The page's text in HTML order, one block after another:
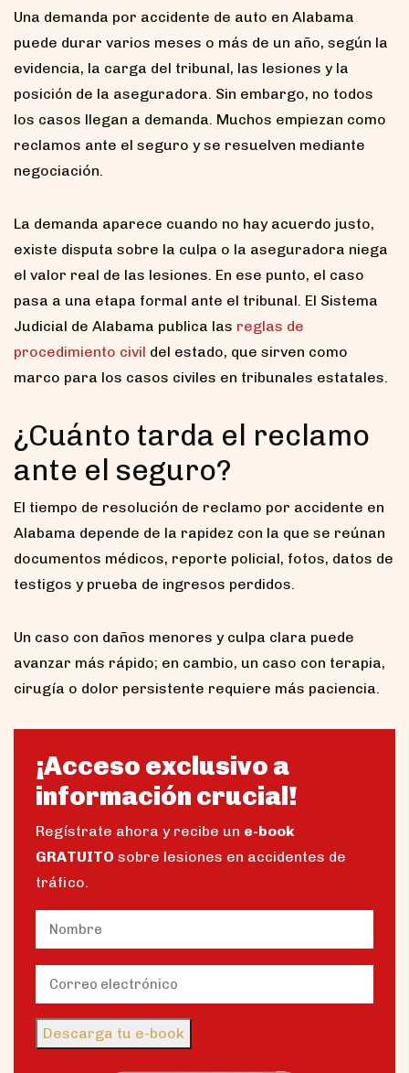
Una demanda por accidente de auto en Alabama
puede durar varios meses o más de un año, según la
evidencia, la carga del tribunal, las lesiones y la
posición de la aseguradora. Sin embargo, no todos
los casos llegan a demanda. Muchos empiezan como
reclamos ante el seguro y se resuelven mediante
negociación.
La demanda aparece cuando no hay acuerdo justo,
existe disputa sobre la culpa o la aseguradora niega
el valor real de las lesiones. En ese punto, el caso
pasa a una etapa formal ante el tribunal. El Sistema
Judicial de Alabama publica las reglas de
procedimiento civil del estado, que sirven como
marco para los casos civiles en tribunales estatales.
¿Cuánto tarda el reclamo
ante el seguro?
El tiempo de resolución de reclamo por accidente en
Alabama depende de la rapidez con la que se reúnan
documentos médicos, reporte policial, fotos, datos de
testigos y prueba de ingresos perdidos.
Un caso con daños menores y culpa clara puede
avanzar más rápido; en cambio, un caso con terapia,
cirugía o dolor persistente requiere más paciencia.
¡Acceso exclusivo a
información crucial!
Regístrate ahora y recibe un e-book
GRATUITO sobre lesiones en accidentes de
tráfico.
Name (Obligatorio)
Nombre
Email (Obligatorio)
Descarga tu e-book